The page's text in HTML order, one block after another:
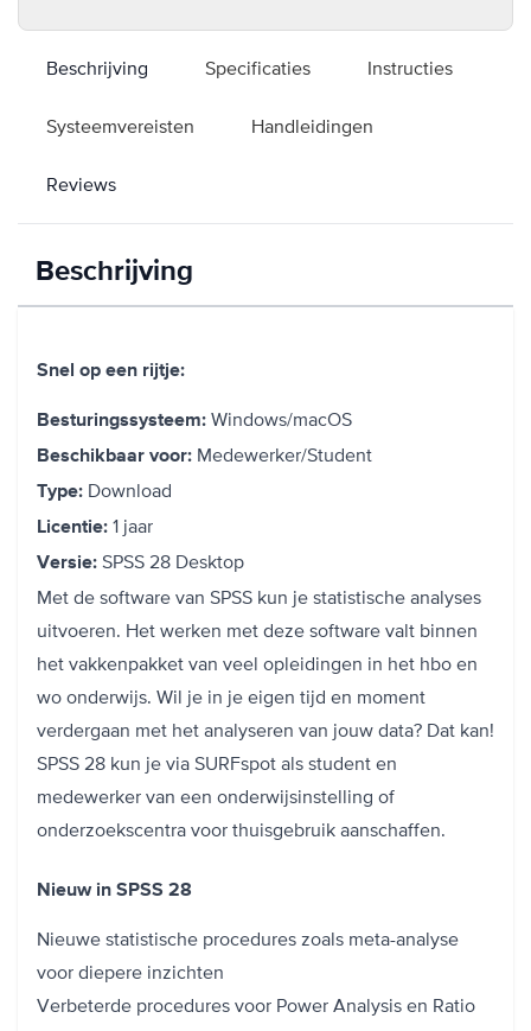
Beschrijving Specificaties Instructies
Systeemvereisten Handleidingen
Reviews
Beschrijving
Snel op een rijtje:
Besturingssysteem: Windows/macOS
Beschikbaar voor: Medewerker/Student
Type: Download
Licentie: 1 jaar
Versie: SPSS 28 Desktop
Met de software van SPSS kun je statistische analyses
uitvoeren. Het werken met deze software valt binnen
het vakkenpakket van veel opleidingen in het hbo en
wo onderwijs. Wil je in je eigen tijd en moment
verdergaan met het analyseren van jouw data? Dat kan!
SPSS 28 kun je via SURFspot als student en
medewerker van een onderwijsinstelling of
onderzoekscentra voor thuisgebruik aanschaffen.
Nieuw in SPSS 28
Nieuwe statistische procedures zoals meta-analyse
voor diepere inzichten
Verbeterde procedures voor Power Analysis en Ratio